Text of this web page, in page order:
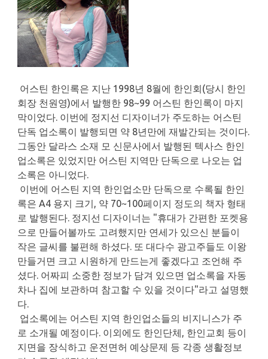
어스틴 한인록은 지난 1998년 8월에 한인회(당시 한인
회장 천원영)에서 발행한 98~99 어스틴 한인록이 마지
막이었다. 이번에 정지선 디자이너가 주도하는 어스틴
단독 업소록이 발행되면 약 8년만에 재발간되는 것이다.
그동안 달라스 소재 모 신문사에서 발행된 텍사스 한인
업소록은 있었지만 어스틴 지역만 단독으로 나오는 업
소록은 아니었다.
이번에 어스틴 지역 한인업소만 단독으로 수록될 한인
록은 A4 용지 크기, 약 70~100페이지 정도의 책자 형태
로 발행된다. 정지선 디자이너는 "휴대가 간편한 포켓용
으로 만들어볼까도 고려했지만 연세가 있으신 분들이
작은 글씨를 불편해 하셨다. 또 대다수 광고주들도 이왕
만들거면 크고 시원하게 만드는게 좋겠다고 조언해 주
셨다. 어짜피 소중한 정보가 담겨 있으면 업소록을 자동
차나 집에 보관하며 참고할 수 있을 것이다"라고 설명했
다.
업소록에는 어스틴 지역 한인업소들의 비지니스가 주
로 소개될 예정이다. 이외에도 한인단체, 한인교회 등이
지면을 장식하고 운전면허 예상문제 등 각종 생활정보